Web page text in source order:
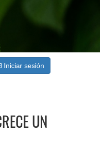
Iniciar sesión
UN